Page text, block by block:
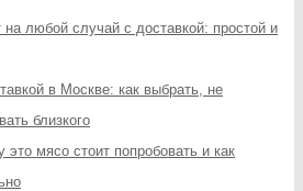
на любой случай с доставкой: простой и
в Москве: как выбрать, не
близкого
это мясо стоит попробовать и как